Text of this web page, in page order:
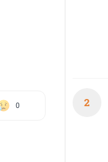
0 2